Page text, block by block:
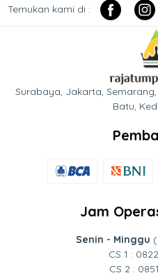
Temukan kami di :
Surabaya, Jakarta,
Batu,
Jam
Senin - Minggu
CS 1 :
CS 2 :